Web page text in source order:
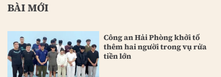
BÀI MỚI
Công an Hải Phòng khởi tố
thêm hai người trong vụ rửa
tiền lớn